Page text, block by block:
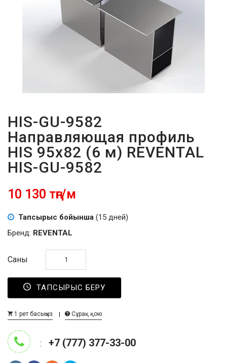
HIS-GU-9582
Направляющая профиль
HIS 95х82 (6 м) REVENTAL
HIS-GU-9582
10 130 тңг/м
Тапсырыс бойынша (15 дней)
Бренд: REVENTAL
Саны
ТАПСЫРЫС БЕРУ
1 рет басыңыз Сұрақ қою
: +7 (777) 377-33-00